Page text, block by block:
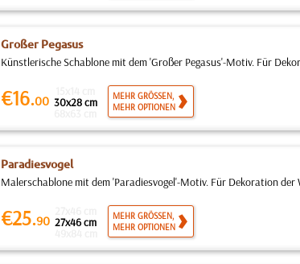
Großer Pegasus
Künstlerische Schablone mit dem 'Großer Pegasus'-Motiv. Für
€16.00 30x28 cm
MEHR GRÖSSEN,
MEHR OPTIONEN
Paradiesvogel
Malerschablone mit dem 'Paradiesvogel'-Motiv. Für Dekoration
€25.90 27x46 cm
MEHR GRÖSSEN,
MEHR OPTIONEN